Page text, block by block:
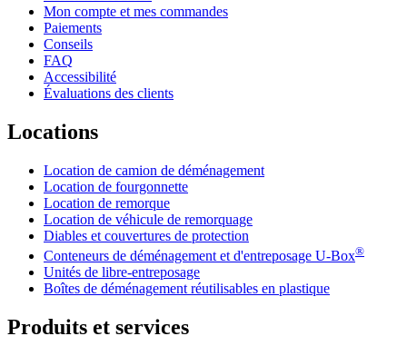
Mon compte et mes commandes
Paiements
Conseils
FAQ
Accessibilité
Évaluations des clients
Locations
Location de camion de déménagement
Location de fourgonnette
Location de remorque
Location de véhicule de remorquage
Diables et couvertures de protection
Conteneurs de déménagement et d'entreposage U-Box®
Unités de libre-entreposage
Boîtes de déménagement réutilisables en plastique
Produits et services